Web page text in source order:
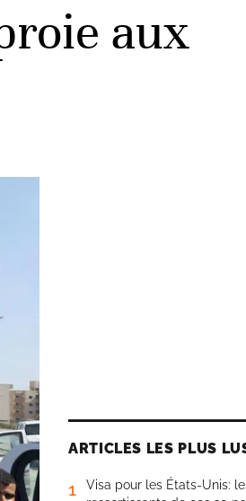
aux
ARTICLES LES PLUS
1
Visa pour les États-Unis: